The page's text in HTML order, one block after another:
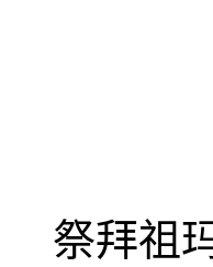
祭拜祖